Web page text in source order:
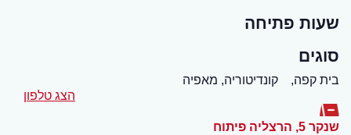
שעות פתיחה
סוגים
בית קפה,
קונדיטוריה, מאפיה
הצג טלפון
שנקר 5 , הרצליה פיתוח